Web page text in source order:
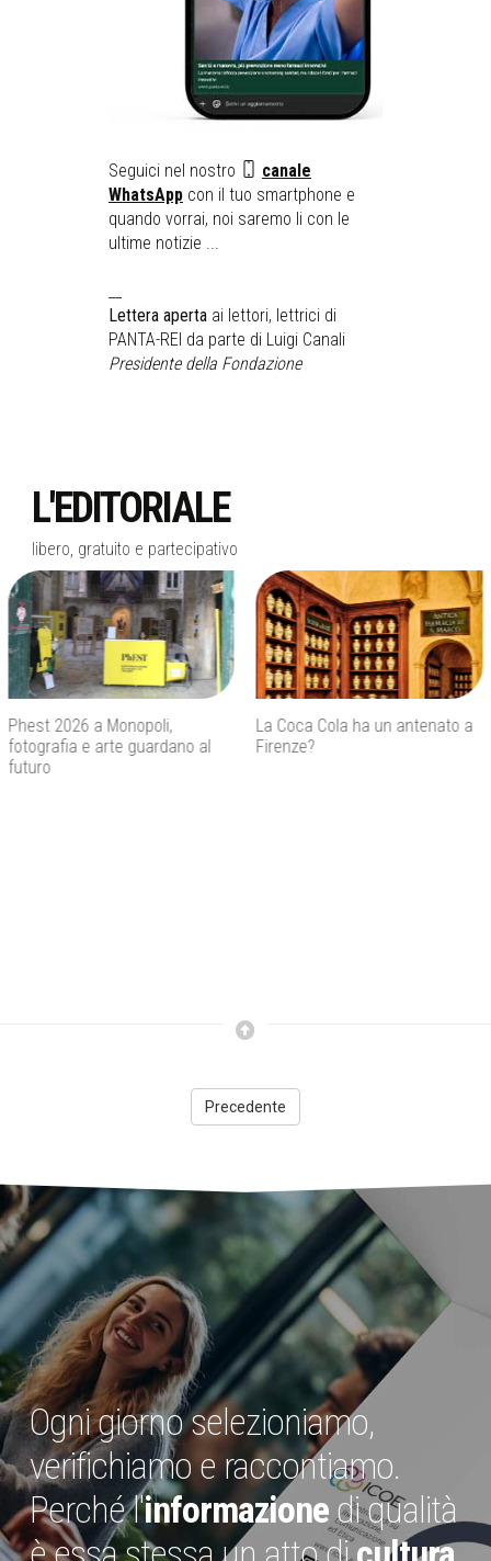
Seguici nel nostro
canale
WhatsApp con il tuo smartphone e
quando vorrai, noi saremo li con le
ultime notizie ...
Lettera aperta ai lettori, lettrici di
PANTA-REI da parte di Luigi Canali
Presidente della Fondazione
L'EDITORIALE
libero, gratuito e partecipativo
La Coca Cola ha un antenato a
Firenze?
Agenti IA e sicurezza, quando
l’autonomia diventa un rischio
Precedente
Ogni giorno selezioniamo,
verifichiamo e raccontiamo.
Perché l'informazionedi qualità